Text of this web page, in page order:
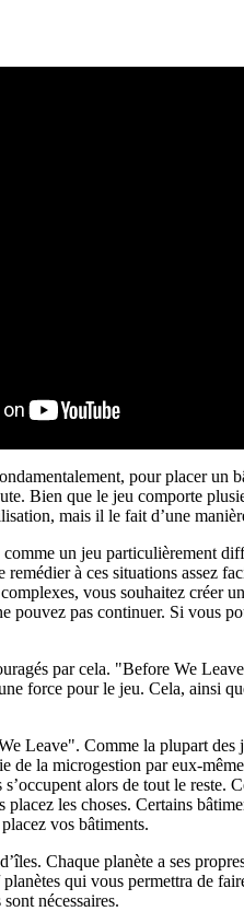
pour placer
Bien que le jeu comporte
mais il le fait d’une
un jeu particulièrement
à ces situations assez
vous souhaitez créer
pouvez pas continuer. Si vous
par cela. "Before We
force pour le jeu. Cela, ainsi
Comme la plupart des
de la microgestion par eux-
alors de tout le
les choses. Certains
vos bâtiments.
Chaque planète a ses
qui vous permettra de
nécessaires.